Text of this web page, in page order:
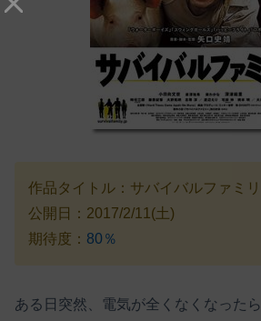
作品タイトル：サバイバルファミ
公開日：2017/2/11(土)
期待度： 80％
ある日突然、電気が全くなくなった